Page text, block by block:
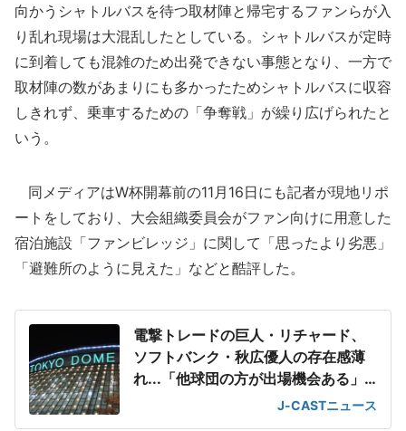
向かうシャトルバスを待つ取材陣と帰宅するファンらが入
り乱れ現場は大混乱したとしている。シャトルバスが定時
に到着しても混雑のため出発できない事態となり、一方で
取材陣の数があまりにも多かったためシャトルバスに収容
しきれず、乗車するための「争奪戦」が繰り広げられたと
いう。
同メディアはW杯開幕前の11月16日にも記者が現地リポ
ートをしており、大会組織委員会がファン向けに用意した
宿泊施設「ファンビレッジ」に関して「思ったより劣悪」
「避難所のように見えた」などと酷評した。
電撃トレードの巨人・リチャード、
ソフトバンク・秋広優人の存在感薄
れ...「他球団の方が出場機会ある」
J-CASTニュース